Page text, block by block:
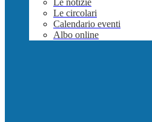
Le notizie
Le circolari
Calendario eventi
Albo online